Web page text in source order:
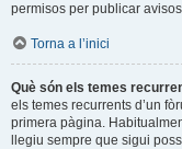
permisos per publicar
Torna a l’inici
Què són els temes
els temes recurrents d’un
primera pàgina.
llegiu sempre que sigui